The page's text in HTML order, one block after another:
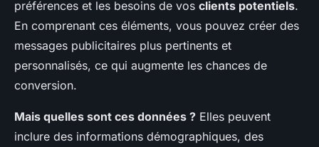
préférences et les besoins de vos clients potentiels.
En comprenant ces éléments, vous pouvez créer des
messages publicitaires plus pertinents et
personnalisés, ce qui augmente les chances de
conversion.
Mais quelles sont ces données ? Elles peuvent
inclure des informations démographiques, des